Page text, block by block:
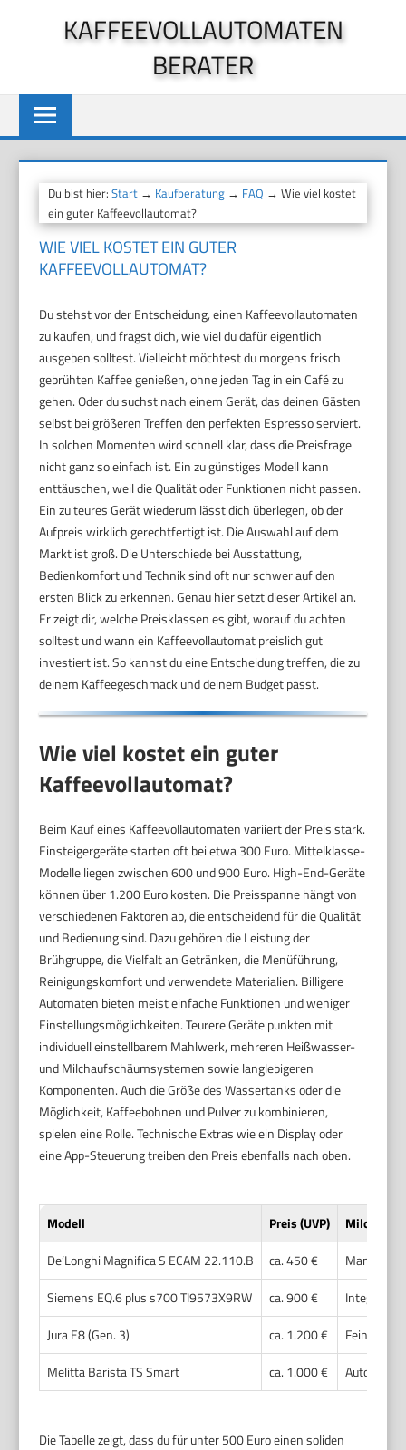
KAFFEEVOLLAUTOMATEN
BERATER
Du bist hier:Start → Kaufberatung → FAQ → Wie viel kostet
ein guter Kaffeevollautomat?
WIE VIEL KOSTET EIN GUTER
KAFFEEVOLLAUTOMAT?
Du stehst vor der Entscheidung, einen Kaffeevollautomaten
zu kaufen, und fragst dich, wie viel du dafür eigentlich
ausgeben solltest. Vielleicht möchtest du morgens frisch
gebrühten Kaffee genießen, ohne jeden Tag in ein Café zu
gehen. Oder du suchst nach einem Gerät, das deinen Gästen
selbst bei größeren Treffen den perfekten Espresso serviert.
In solchen Momenten wird schnell klar, dass die Preisfrage
nicht ganz so einfach ist. Ein zu günstiges Modell kann
enttäuschen, weil die Qualität oder Funktionen nicht passen.
Ein zu teures Gerät wiederum lässt dich überlegen, ob der
Aufpreis wirklich gerechtfertigt ist. Die Auswahl auf dem
Markt ist groß. Die Unterschiede bei Ausstattung,
Bedienkomfort und Technik sind oft nur schwer auf den
ersten Blick zu erkennen. Genau hier setzt dieser Artikel an.
Er zeigt dir, welche Preisklassen es gibt, worauf du achten
solltest und wann ein Kaffeevollautomat preislich gut
investiert ist. So kannst du eine Entscheidung treffen, die zu
deinem Kaffeegeschmack und deinem Budget passt.
Wie viel kostet ein guter
Kaffeevollautomat?
Beim Kauf eines Kaffeevollautomaten variiert der Preis stark.
Einsteigergeräte starten oft bei etwa 300 Euro. Mittelklasse-
Modelle liegen zwischen 600 und 900 Euro. High-End-Geräte
können über 1.200 Euro kosten. Die Preisspanne hängt von
verschiedenen Faktoren ab, die entscheidend für die Qualität
und Bedienung sind. Dazu gehören die Leistung der
Brühgruppe, die Vielfalt an Getränken, die Menüführung,
Reinigungskomfort und verwendete Materialien. Billigere
Automaten bieten meist einfache Funktionen und weniger
Einstellungsmöglichkeiten. Teurere Geräte punkten mit
individuell einstellbarem Mahlwerk, mehreren Heißwasser-
und Milchaufschäumsystemen sowie langlebigeren
Komponenten. Auch die Größe des Wassertanks oder die
Möglichkeit, Kaffeebohnen und Pulver zu kombinieren,
spielen eine Rolle. Technische Extras wie ein Display oder
eine App-Steuerung treiben den Preis ebenfalls nach oben.
Modell Preis (UVP)
De’Longhi Magnifica S ECAM 22.110.B
ca. 450 €
Manueller
Siemens EQ.6 plus s700 TI9573X9RW
ca. 900 €
Jura E8 (Gen. 3)
ca. 1.200 €
Fein
Melitta Barista TS Smart
ca. 1.000 €
Die Tabelle zeigt, dass du für unter 500 Euro einen soliden